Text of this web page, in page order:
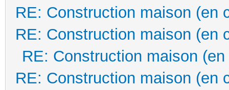
RE: Construction maison (en
RE: Construction maison (en
RE: Construction maison
RE: Construction maison (en